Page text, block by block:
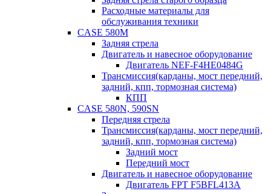
Расходные материалы для
обслуживания техники
CASE 580M
Задняя стрела
Двигатель и навесное оборудование
Двигатель NEF-F4HE0484G
Трансмиссия(карданы, мост передний,
задний, кпп, тормозная система)
КПП
CASE 580N, 590SN
Передняя стрела
Трансмиссия(карданы, мост передний,
задний, кпп, тормозная система)
Задний мост
Передний мост
Двигатель и навесное оборудование
Двигатель FPT F5BFL413A